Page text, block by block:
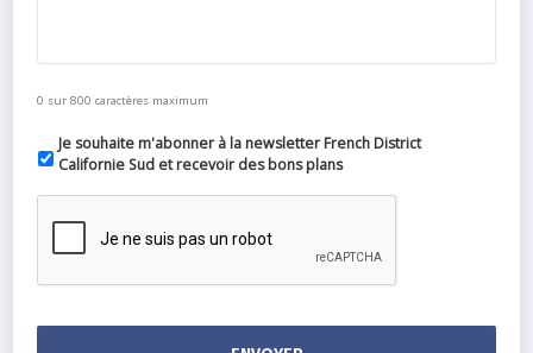
0 sur 800 caractères maximum
Je souhaite m'abonner à la newsletter French District
Californie Sud et recevoir des bons plans